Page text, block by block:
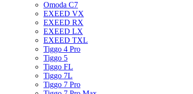
Omoda C7
EXEED VX
EXEED RX
EXEED LX
EXEED TXL
Tiggo 4 Pro
Tiggo 5
Tiggo FL
Tiggo 7L
Tiggo 7 Pro